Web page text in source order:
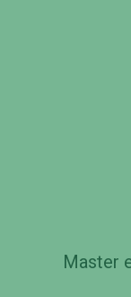
Master